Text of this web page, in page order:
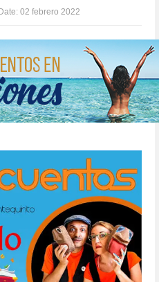
Date:02 febrero 2022